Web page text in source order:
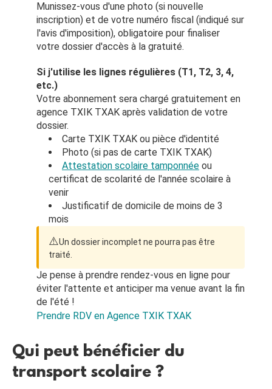
Munissez-vous d'une photo (si nouvelle
inscription) et de votre numéro fiscal (indiqué sur
l'avis d'imposition), obligatoire pour finaliser
votre dossier d'accès à la gratuité.
Si j'utilise les lignes régulières (T1, T2, 3, 4,
etc.)
Votre abonnement sera chargé gratuitement en
agence TXIK TXAK après validation de votre
dossier.
Carte TXIK TXAK ou pièce d'identité
Photo (si pas de carte TXIK TXAK)
Attestation scolaire tamponnée ou
certificat de scolarité de l'année scolaire à
venir
Justificatif de domicile de moins de 3
mois
⚠️Un dossier incomplet ne pourra pas être
traité.
Je pense à prendre rendez-vous en ligne pour
éviter l'attente et anticiper ma venue avant la fin
de l'été !
Prendre RDV en Agence TXIK TXAK
Qui peut bénéficier du
transport scolaire ?